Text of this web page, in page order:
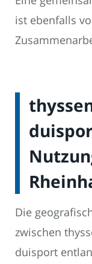
ist ebenfalls
Die
zwischen
duisport